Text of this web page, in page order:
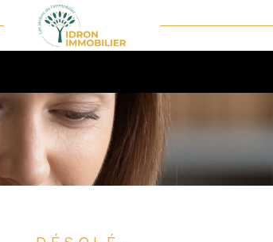
Estimer
BUDGET
Voir les0annonces